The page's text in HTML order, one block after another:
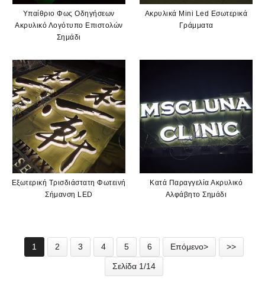
Υπαίθριο Φως Οδηγήσεων
Ακρυλικό Λογότυπο Επιστολών
Σημάδι
Ακρυλικά Mini Led Εσωτερικά
Γράμματα
Εξωτερική Τρισδιάστατη Φωτεινή
Σήμανση LED
Κατά Παραγγελία Ακρυλικό
Αλφάβητο Σημάδι
1 2 3 4 5 6 Επόμενο> >>
Σελίδα 1/14